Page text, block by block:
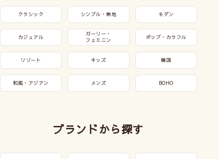
クラシック シンプル・無地 モダン
カジュアル
ガーリー・
フェミニン
ポップ・カラフル
リゾート キッズ 韓国
和風・アジアン メンズ BOHO
ブランドから探す